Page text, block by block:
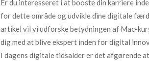
Er du interesseret i at booste din karriere
for dette område og udvikle dine digitale
artikel vil vi udforske betydningen af Mac-
dig med at blive ekspert inden for digital
I dagens digitale tidsalder er det afgørende